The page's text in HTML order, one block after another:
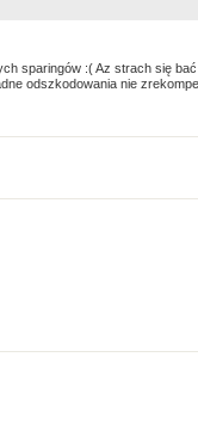
sparingów :( Az strach się
odszkodowania nie